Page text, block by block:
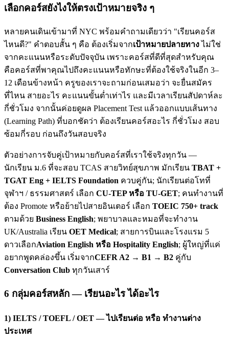
เลือกคอร์สยังไงให้ตรงเป้าหมายจริง ๆ
หลายคนเดินเข้ามาที่ NYC พร้อมคำถามเดียวว่า "เรียนคอร์ส
ไหนดี?" คำตอบสั้น ๆ คือ ต้องเริ่มจากเป้าหมายปลายทางไม่ใช่
จากคะแนนหรือระดับปัจจุบัน เพราะคอร์สที่ดีที่สุดสำหรับคุณ
คือคอร์สที่พาคุณไปถึงคะแนนหรือทักษะที่ต้องใช้จริงในอีก 3–
12 เดือนข้างหน้า ครูของเราจะถามก่อนเสมอว่า จะยื่นสมัคร
ที่ไหน สายอะไร คะแนนขั้นต่ำเท่าไร และมีเวลาเรียนสัปดาห์ละ
กี่ชั่วโมง จากนั้นค่อยดูผล Placement Test แล้วออกแบบเส้นทาง
(Learning Path) ที่บอกชัดว่า ต้องเรียนคอร์สอะไร กี่ชั่วโมง สอบ
ซ้อมกี่รอบ ก่อนถึงวันสอบจริง
ตัวอย่างการจับคู่เป้าหมายกับคอร์สที่เราใช้จริงทุกวัน —
นักเรียน ม.6 ที่จะสอบ TCAS สายวิทย์สุขภาพ มักเรียน TBAT +
TGAT Eng + IELTS Foundation ควบคู่กัน; นักเรียนต่อโทที่
จุฬาฯ / ธรรมศาสตร์ เลือก CU-TEP หรือ TU-GET; คนทำงานที่
ต้อง Promote หรือย้ายไปสายอินเตอร์ เลือก TOEIC 750+ track
ตามด้วย Business English; พยาบาลและหมอที่จะทำงาน
UK/Australia เรียน OET Medical; สายการบินและโรงแรม 5
ดาวเลือกAviation English หรือ Hospitality English; ผู้ใหญ่ที่แค่
อยากพูดคล่องขึ้น เริ่มจากCEFR A2 → B1 → B2 คู่กับ
Conversation Club ทุกวันเสาร์
6 กลุ่มคอร์สหลัก — เรียนอะไร ได้อะไร
1) IELTS / TOEFL / OET — ไปเรียนต่อ หรือ ทำงานต่าง
ประเทศ